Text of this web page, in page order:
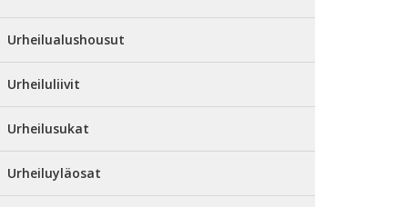
Urheilualushousut
Urheiluliivit
Urheilusukat
Urheiluyläosat